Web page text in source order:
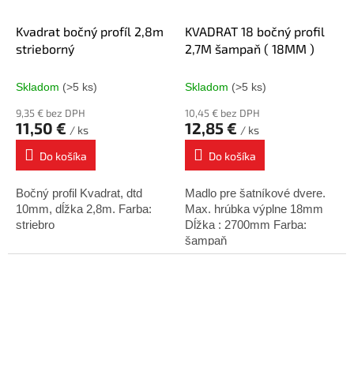
Kvadrat bočný profíl 2,8m
strieborný
Skladom (>5 ks)
9,35 € bez DPH
11,50 € / ks
Do košíka
Bočný profil Kvadrat, dtd
10mm, dĺžka 2,8m. Farba:
striebro
KVADRAT 18 bočný profil
2,7M šampaň ( 18MM )
Skladom (>5 ks)
10,45 € bez DPH
12,85 € / ks
Do košíka
Madlo pre šatníkové dvere.
Max. hrúbka výplne 18mm
Dĺžka : 2700mm Farba:
šampaň